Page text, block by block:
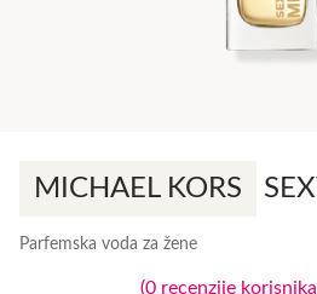
MICHAEL KORS
Parfemska voda za žene
(0 recenzije